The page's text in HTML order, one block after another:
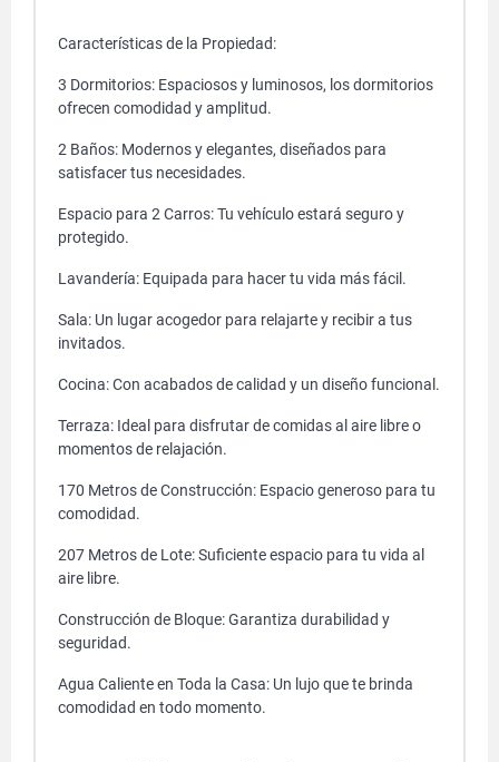
Características de la Propiedad:
3 Dormitorios: Espaciosos y luminosos, los dormitorios
ofrecen comodidad y amplitud.
2 Baños: Modernos y elegantes, diseñados para
satisfacer tus necesidades.
Espacio para 2 Carros: Tu vehículo estará seguro y
protegido.
Lavandería: Equipada para hacer tu vida más fácil.
Sala: Un lugar acogedor para relajarte y recibir a tus
invitados.
Cocina: Con acabados de calidad y un diseño funcional.
Terraza: Ideal para disfrutar de comidas al aire libre o
momentos de relajación.
170 Metros de Construcción: Espacio generoso para tu
comodidad.
207 Metros de Lote: Suficiente espacio para tu vida al
aire libre.
Construcción de Bloque: Garantiza durabilidad y
seguridad.
Agua Caliente en Toda la Casa: Un lujo que te brinda
comodidad en todo momento.